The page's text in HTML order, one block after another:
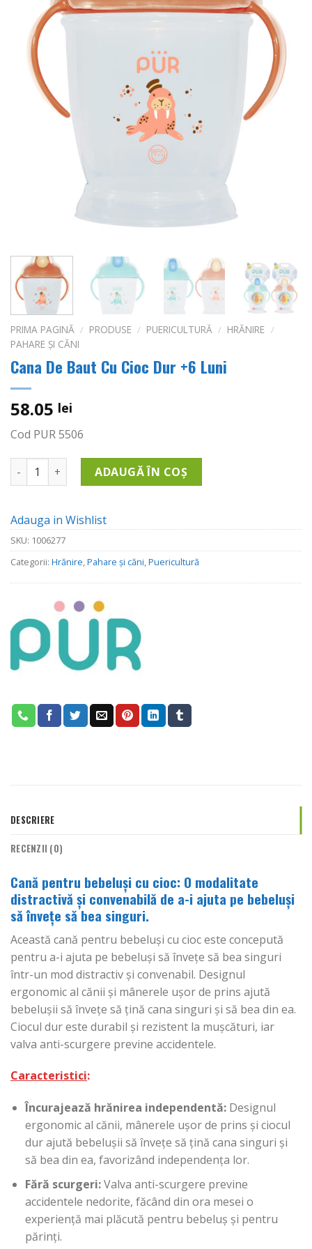
PRIMA PAGINĂ / PRODUSE / PUERICULTURĂ / HRĂNIRE /
PAHARE ȘI CĂNI
Cana De Baut Cu Cioc Dur +6 Luni
58.05 lei
Cod PUR 5506
Cantitate Cana De Baut Cu Cioc Dur +6 Luni
ADAUGĂ ÎN COȘ
Adauga in Wishlist
SKU: 1006277
Categorii: Hrănire,Pahare și căni,Puericultură
DESCRIERE
RECENZII (0)
Cană pentru bebeluși cu cioc: O modalitate
distractivă și convenabilă de a-i ajuta pe bebeluși
să învețe să bea singuri.
Această cană pentru bebeluși cu cioc este concepută
pentru a-i ajuta pe bebeluși să învețe să bea singuri
într-un mod distractiv și convenabil. Designul
ergonomic al cănii și mânerele ușor de prins ajută
bebelușii să învețe să țină cana singuri și să bea din ea.
Ciocul dur este durabil și rezistent la mușcături, iar
valva anti-scurgere previne accidentele.
Caracteristici:
Încurajează hrănirea independentă:Designul
ergonomic al cănii, mânerele ușor de prins și ciocul
dur ajută bebelușii să învețe să țină cana singuri și
să bea din ea, favorizând independența lor.
Fără scurgeri:Valva anti-scurgere previne
accidentele nedorite, făcând din ora mesei o
experiență mai plăcută pentru bebeluș și pentru
părinți.